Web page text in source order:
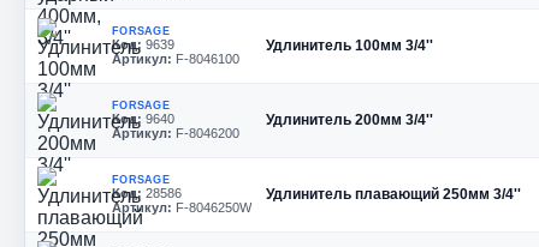
FORSAGE
Код: 9639
Артикул: F-8046100
Удлинитель 100мм 3/4''
FORSAGE
Код: 9640
Артикул: F-8046200
Удлинитель 200мм 3/4''
FORSAGE
Код: 28586
Артикул: F-8046250W
Удлинитель плавающий 250мм 3/4''